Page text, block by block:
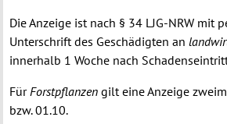
Die Anzeige ist nach § 34 LJG-NRW mit
Unterschrift des Geschädigten an
innerhalb 1 Woche nach
Für Forstpflanzen gilt eine Anzeige
bzw. 01.10.